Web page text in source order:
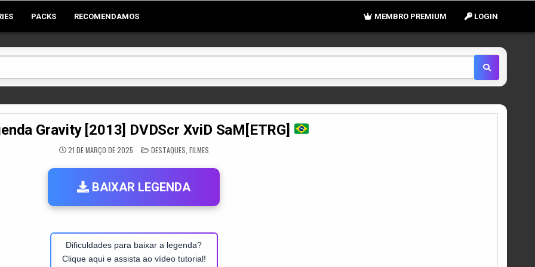
PACKS RECOMENDAMOS LOGIN
MEMBRO PREMIUM
Gravity [2013] DVDScr XviD SaM[ETRG]
21 DE MARÇO DE 2025 POSTED
IN
DESTAQUES FILMES
BAIXAR LEGENDA
Dificuldades para baixar a legenda?
Clique aqui e assista ao vídeo tutorial!